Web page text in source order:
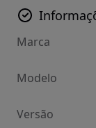
Marca
Modelo
Versão